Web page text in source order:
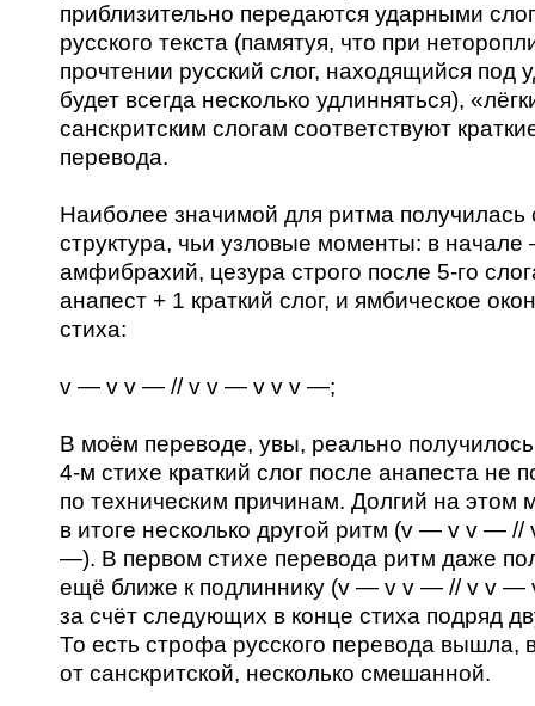
приблизительно передаются ударными
русского текста (памятуя, что при
прочтении русский слог, находящийся под
будет всегда несколько удлинняться),
санскритским слогам соответствуют
перевода.
Наиболее значимой для ритма получилась
структура, чьи узловые моменты: в
амфибрахий, цезура строго после 5-го
анапест + 1 краткий слог, и ямбическое
стиха:
v — v v — // v v — v v v —;
В моём переводе, увы, реально получилось
4-м стихе краткий слог после анапеста не
по техническим причинам. Долгий на этом
в итоге несколько другой ритм (v — v v —
—). В первом стихе перевода ритм даже
ещё ближе к подлиннику (v — v v — // v v
за счёт следующих в конце стиха подряд
То есть строфа русского перевода вышла,
от санскритской, несколько смешанной.